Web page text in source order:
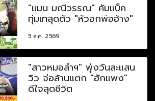
"แมน มณีวรรณ" คัมแบ็ค
ทุ่มเทสุดตัว "หัวอกพ่อฮ้าง"
5 ส.ค. 2569
"สาวหมอลำฯ" พุ่งวันละแสน
วิว จ่อล้านแตก "ฮักแพง"
ดีใจสุดชีวิต